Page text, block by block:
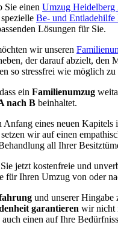
Sie einen Umzug
Be- und Entladehilfe
Lösungen für Sie.
wir unseren
der darauf abzielt, den
so stressfrei wie möglich zu
ein Familienumzug
nach B beinhaltet.
Anfang eines neuen Kapitels
wir auf einen
all Ihrer
jetzt kostenfreie und
für Ihren Umzug von oder
und unserer Hingabe
garantieren wir nicht
auch einen auf Ihre